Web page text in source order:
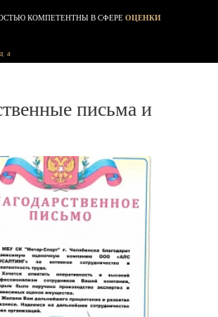
КОМПЕТЕНТНЫ В СФЕРЕ ОЦЕНКИ
письма и